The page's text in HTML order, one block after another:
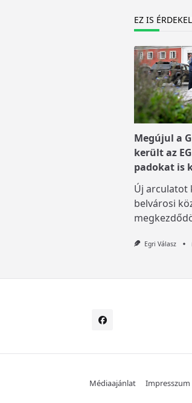
EZ IS
Megújul a
került az
padokat is
Új arculatot
belvárosi
Egri Válasz
Médiaajánlat Impresszum